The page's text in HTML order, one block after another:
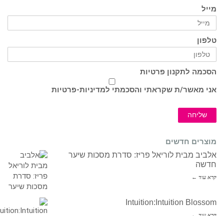
מייל
טלפון
הסכמה לתקנון פרטיות
אני מאשר/ת שקראתי והסכמתי למדיניות-פרטיות
שליחה
מוצרים חדשים
אלביב מבית לוריאל פריז: סדרת מסכות שיער
חדשה
קרא עוד ←
Intuition:Intuition Blossom
קרא עוד ←